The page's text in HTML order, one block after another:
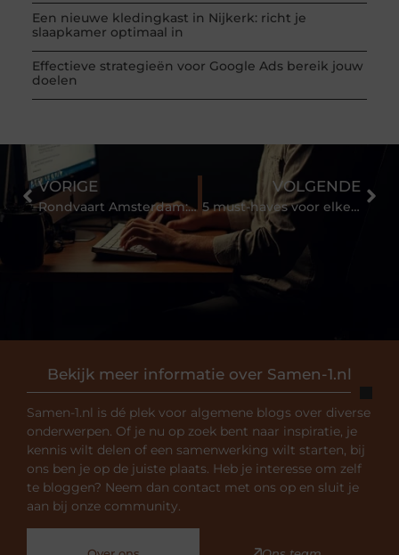
Een nieuwe kledingkast in Nijkerk: richt je
slaapkamer optimaal in
Effectieve strategieën voor Google Ads bereik jouw
doelen
Bekijk meer informatie over Samen-1.nl
Samen-1.nl is dé plek voor algemene blogs over diverse
onderwerpen. Of je nu op zoek bent naar inspiratie, je
kennis wilt delen of een samenwerking wilt starten, bij
ons ben je op de juiste plaats. Heb je interesse om zelf
te bloggen? Neem dan contact met ons op en sluit je
aan bij onze community.
VORIGE
Rondvaart Amsterdam: Ontdek de magie van de grachten met Event op het Water
VOLGENDE
5 must-haves voor elke slaapkamer